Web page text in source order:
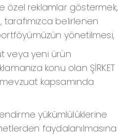
özel reklamlar göstermek,
tarafımızca belirlenen
yönetilmesi,
veya yeni ürün
konu olan ŞİRKET
kapsamında
yükümlülüklerine
faydalanılmasına